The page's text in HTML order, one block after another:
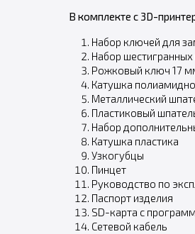
В комплекте с 3D-
Набор ключей для
Набор
Рожковый ключ 17
Катушка
Металлический
Пластиковый
Набор
Катушка пластика
Узкогубцы
Пинцет
Руководство по
Паспорт изделия
SD-карта с
Сетевой кабель